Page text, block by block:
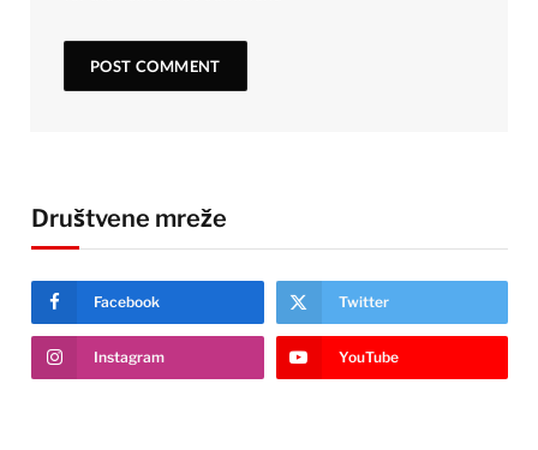
Društvene mreže
Facebook Twitter
Instagram YouTube